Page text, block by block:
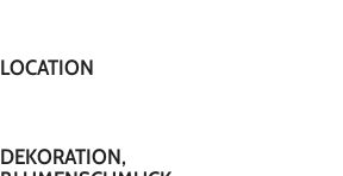
LOCATION
DEKORATION,